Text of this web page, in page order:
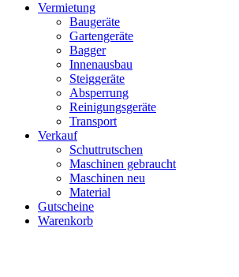
Vermietung
Baugeräte
Gartengeräte
Bagger
Innenausbau
Steiggeräte
Absperrung
Reinigungsgeräte
Transport
Verkauf
Schuttrutschen
Maschinen gebraucht
Maschinen neu
Material
Gutscheine
Warenkorb